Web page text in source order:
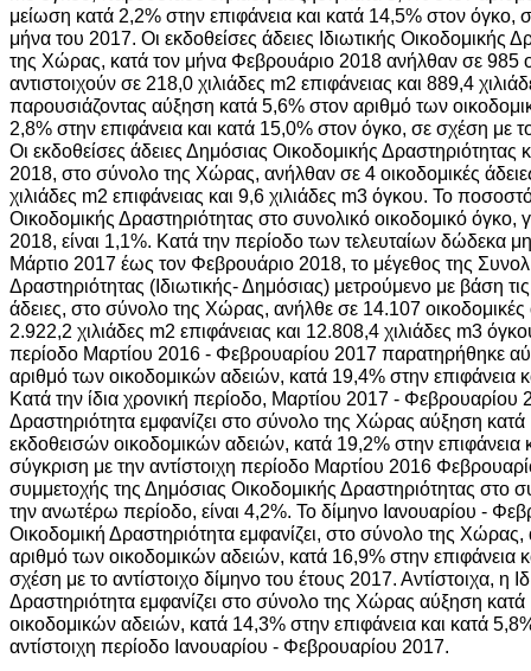
μείωση κατά 2,2% στην επιφάνεια και κατά 14,5% στον όγκο,
μήνα του 2017. Οι εκδοθείσες άδειες Ιδιωτικής Οικοδομικής
της Χώρας, κατά τον μήνα Φεβρουάριο 2018 ανήλθαν σε 985
αντιστοιχούν σε 218,0 χιλιάδες m2 επιφάνειας και 889,4
παρουσιάζοντας αύξηση κατά 5,6% στον αριθμό των
2,8% στην επιφάνεια και κατά 15,0% στον όγκο, σε σχέση με
Οι εκδοθείσες άδειες Δημόσιας Οικοδομικής
2018, στο σύνολο της Χώρας, ανήλθαν σε 4 οικοδομικές
χιλιάδες m2 επιφάνειας και 9,6 χιλιάδες m3 όγκου. Το
Οικοδομικής Δραστηριότητας στο συνολικό οικοδομικό όγκο,
2018, είναι 1,1%. Κατά την περίοδο των τελευταίων δώδεκα
Μάρτιο 2017 έως τον Φεβρουάριο 2018, το μέγεθος της
Δραστηριότητας (Ιδιωτικής- Δημόσιας) μετρούμενο με βάση
άδειες, στο σύνολο της Χώρας, ανήλθε σε 14.107 οικοδομικές
2.922,2 χιλιάδες m2 επιφάνειας και 12.808,4 χιλιάδες m3
περίοδο Μαρτίου 2016 - Φεβρουαρίου 2017 παρατηρήθηκε
αριθμό των οικοδομικών αδειών, κατά 19,4% στην επιφάνεια
Κατά την ίδια χρονική περίοδο, Μαρτίου 2017 - Φεβρουαρίου
Δραστηριότητα εμφανίζει στο σύνολο της Χώρας αύξηση
εκδοθεισών οικοδομικών αδειών, κατά 19,2% στην επιφάνεια
σύγκριση με την αντίστοιχη περίοδο Μαρτίου 2016
συμμετοχής της Δημόσιας Οικοδομικής Δραστηριότητας στο
την ανωτέρω περίοδο, είναι 4,2%. Το δίμηνο Ιανουαρίου -
Οικοδομική Δραστηριότητα εμφανίζει, στο σύνολο της
αριθμό των οικοδομικών αδειών, κατά 16,9% στην επιφάνεια
σχέση με το αντίστοιχο δίμηνο του έτους 2017. Αντίστοιχα, η
Δραστηριότητα εμφανίζει στο σύνολο της Χώρας αύξηση
οικοδομικών αδειών, κατά 14,3% στην επιφάνεια και κατά
αντίστοιχη περίοδο Ιανουαρίου - Φεβρουαρίου 2017.